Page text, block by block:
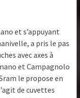
et s’appuyant
a pris le pas
avec axes à
et Campagnolo
le propose en
de cuvettes